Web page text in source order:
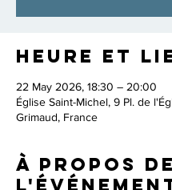
Heure et
22 May 2026, 18:30 – 20:00
Église Saint-Michel, 9 Pl. de
Grimaud, France
À propos de